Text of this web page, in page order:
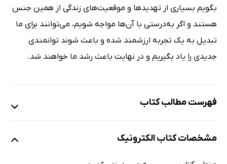
بگویم بسیاری از تهدیدها و موقعیت‌های زندگی از همین جنس
هستند و اگر به‌درستی با آن‌ها مواجه شویم، می‌توانند برای ما
تبدیل به یک تجربه ارزشمند شده و باعث شوند توانمندی
جدیدی را یاد بگیریم و در نهایت باعث رشد ما خواهند شد.
فهرست مطالب کتاب
فصل اول: کمی تردید
مشخصات کتاب الکترونیک